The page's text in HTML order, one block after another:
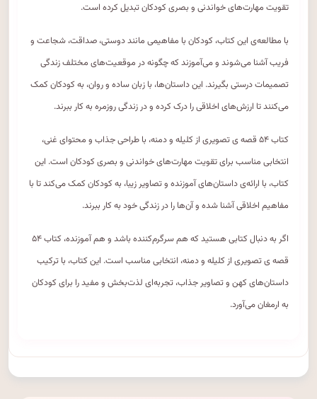
تقویت مهارت‌های خواندنی و بصری کودکان تبدیل کرده است.
با مطالعه‌ی این کتاب، کودکان با مفاهیمی مانند دوستی، صداقت، شجاعت و
فریب آشنا می‌شوند و می‌آموزند که چگونه در موقعیت‌های مختلف زندگی
تصمیمات درستی بگیرند. این داستان‌ها، با زبان ساده و روان، به کودکان کمک
می‌کنند تا ارزش‌های اخلاقی را درک کرده و در زندگی روزمره به کار ببرند.
کتاب ۵۴ قصه ی تصویری از کلیله و دمنه، با طراحی جذاب و محتوای غنی،
انتخابی مناسب برای تقویت مهارت‌های خواندنی و بصری کودکان است. این
کتاب، با ارائه‌ی داستان‌های آموزنده و تصاویر زیبا، به کودکان کمک می‌کند تا با
مفاهیم اخلاقی آشنا شده و آن‌ها را در زندگی خود به کار ببرند.
اگر به دنبال کتابی هستید که هم سرگرم‌کننده باشد و هم آموزنده، کتاب ۵۴
قصه ی تصویری از کلیله و دمنه، انتخابی مناسب است. این کتاب، با ترکیب
داستان‌های کهن و تصاویر جذاب، تجربه‌ای لذت‌بخش و مفید را برای کودکان
به ارمغان می‌آورد.